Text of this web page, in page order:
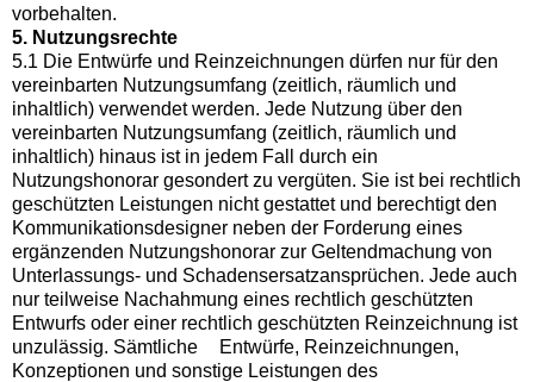
vorbehalten.
5. Nutzungsrechte
5.1 Die Entwürfe und Reinzeichnungen dürfen nur für den
vereinbarten Nutzungsumfang (zeitlich, räumlich und
inhaltlich) verwendet werden. Jede Nutzung über den
vereinbarten Nutzungsumfang (zeitlich, räumlich und
inhaltlich) hinaus ist in jedem Fall durch ein
Nutzungshonorar gesondert zu vergüten. Sie ist bei rechtlich
geschützten Leistungen nicht gestattet und berechtigt den
Kommunikationsdesigner neben der Forderung eines
ergänzenden Nutzungshonorar zur Geltendmachung von
Unterlassungs- und Schadensersatzansprüchen. Jede auch
nur teilweise Nachahmung eines rechtlich geschützten
Entwurfs oder einer rechtlich geschützten Reinzeichnung ist
unzulässig. Sämtliche Entwürfe, Reinzeichnungen,
Konzeptionen und sonstige Leistungen des